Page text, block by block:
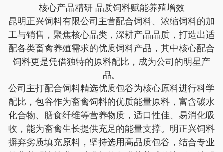
核心产品精研 品质饲料赋能养殖增效
昆明正兴饲料有限公司主营配合饲料、浓缩饲料的加
工与销售，聚焦核心品类，深耕产品品质，打造出适
配各类畜禽养殖需求的优质饲料产品，其中核心配合
饲料更是凭借独特的原料配比，成为公司的明星产
品。
公司主打配合饲料精选优质包谷为核心原料进行科学
配比，包谷作为畜禽饲料的优质能量原料，富含碳水
化合物、膳食纤维等营养物质，适口性佳、易消化吸
收，能为畜禽生长提供充足的能量支撑。明正兴饲料
摒弃劣质填充原料，坚持选用高品质包谷，结合专业